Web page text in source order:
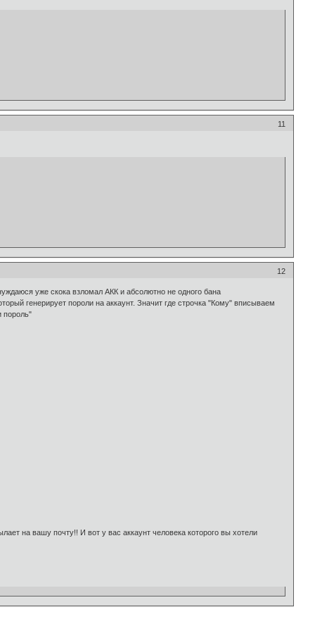
11
12
уже скока взломал АКК и абсолютно не одного бана
генерирует пороли на аккаунт. Значит где строчка "Кому" вписываем
пороль"
на вашу почту!! И вот у вас аккаунт человека которого вы хотели